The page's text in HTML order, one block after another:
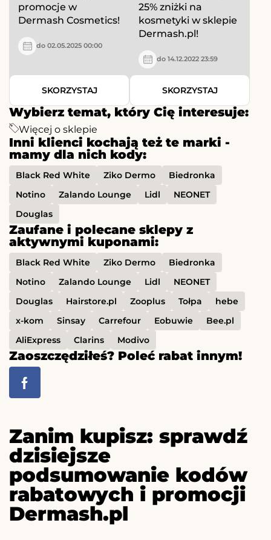
Wybierz temat, który Cię interesuje:
Więcej o sklepie
Inni klienci kochają też te marki -
mamy dla nich kody:
Black Red White Ziko Dermo
Biedronka
Notino
Zalando Lounge Lidl
NEONET
Douglas
Zaufane i polecane sklepy z
aktywnymi kuponami:
Black Red White Ziko Dermo
Biedronka
Notino
Zalando Lounge Lidl
NEONET
Douglas
Hairstore.pl Zooplus Tołpa
hebe
x-kom
Sinsay Carrefour Eobuwie
Bee.pl
AliExpress
Clarins Modivo
Zaoszczędziłeś? Poleć rabat innym!
promocje w
Dermash Cosmetics!
do 02.05.2025 00:00
SKORZYSTAJ
25% zniżki na
kosmetyki w sklepie
Dermash.pl!
do 14.12.2022 23:59
SKORZYSTAJ
Zanim kupisz: sprawdź
dzisiejsze
podsumowanie kodów
rabatowych i promocji
Dermash.pl